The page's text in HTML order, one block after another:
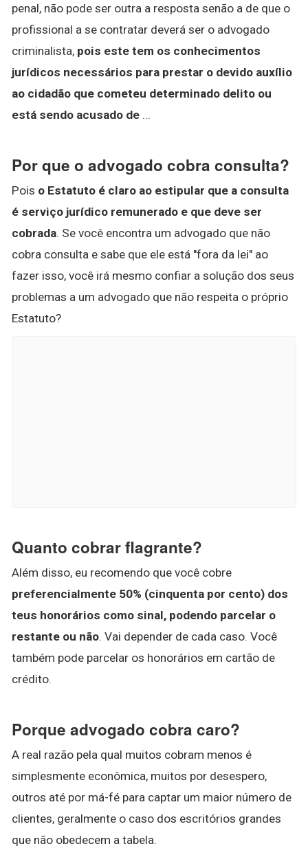
penal, não pode ser outra a resposta senão a de que o
profissional a se contratar deverá ser o advogado
criminalista, pois este tem os conhecimentos
jurídicos necessários para prestar o devido auxílio
ao cidadão que cometeu determinado delito ou
está sendo acusado de ...
Por que o advogado cobra consulta?
Pois o Estatuto é claro ao estipular que a consulta
é serviço jurídico remunerado e que deve ser
cobrada. Se você encontra um advogado que não
cobra consulta e sabe que ele está "fora da lei" ao
fazer isso, você irá mesmo confiar a solução dos seus
problemas a um advogado que não respeita o próprio
Estatuto?
Quanto cobrar flagrante?
Além disso, eu recomendo que você cobre
preferencialmente 50% (cinquenta por cento) dos
teus honorários como sinal, podendo parcelar o
restante ou não. Vai depender de cada caso. Você
também pode parcelar os honorários em cartão de
crédito.
Porque advogado cobra caro?
A real razão pela qual muitos cobram menos é
simplesmente econômica, muitos por desespero,
outros até por má-fé para captar um maior número de
clientes, geralmente o caso dos escritórios grandes
que não obedecem a tabela.